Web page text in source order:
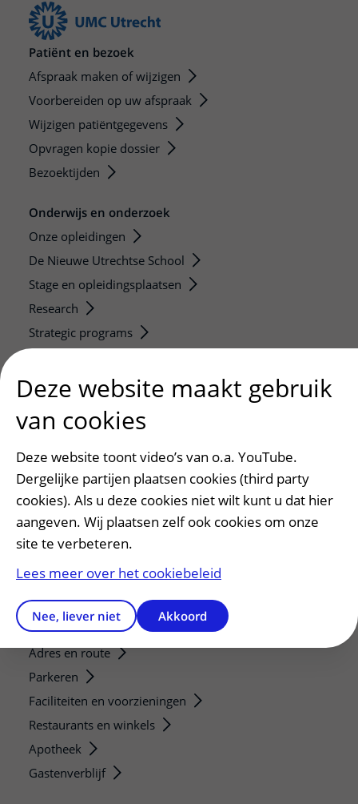
Patiënt en bezoek
Afspraak maken of wijzigen
Voorbereiden op uw afspraak
Wijzigen patiëntgegevens
Opvragen kopie dossier
Bezoektijden
Onderwijs en onderzoek
Onze opleidingen
De Nieuwe Utrechtse School
Stage en opleidingsplaatsen
Research
Strategic programs
Researchers
Teleconsult aanvragen
Diagnostiek aanvragen
Zorgverlenersportaal
Service, contact en faciliteiten
Contact
Wat is uw ervaring met het UMC Utrecht?
Adres en route
Parkeren
Faciliteiten en voorzieningen
Restaurants en winkels
Apotheek
Gastenverblijf
Deze website maakt gebruik
van cookies
Deze website toont video’s van o.a. YouTube.
Dergelijke partijen plaatsen cookies (third party
cookies). Als u deze cookies niet wilt kunt u dat hier
aangeven. Wij plaatsen zelf ook cookies om onze
site te verbeteren.
Lees meer over het cookiebeleid
Nee, liever niet Akkoord